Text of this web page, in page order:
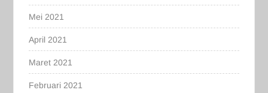
Mei 2021
April 2021
Maret 2021
Februari 2021